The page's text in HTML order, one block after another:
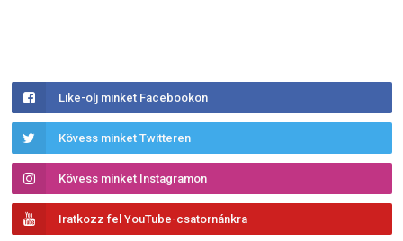
Like-olj minket Facebookon
Kövess minket Twitteren
Kövess minket Instagramon
Iratkozz fel YouTube-csatornánkra